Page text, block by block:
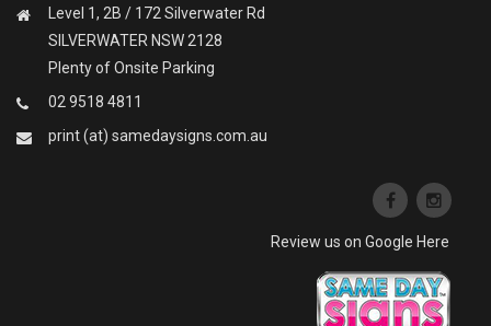
Level 1, 2B / 172 Silverwater Rd
SILVERWATER NSW 2128
Plenty of Onsite Parking
02 9518 4811
print (at) samedaysigns.com.au
Review us on Google Here